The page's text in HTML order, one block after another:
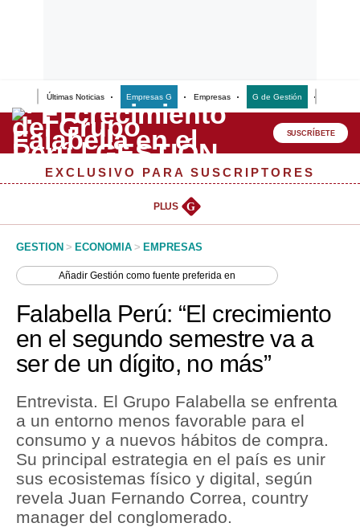
Últimas Noticias Empresas G Empresas G de Gestión
Lo último
Peru Quiosco
Management & Empleo
Perú
Política
Finanzas Personales
Inmobiliarias
Plus G
Opinión
SUSCRÍBETE
EXCLUSIVO PARA SUSCRIPTORES
PLUS G
GESTION > ECONOMIA > EMPRESAS
AñadirGestión como fuente preferida en
Falabella Perú: “El crecimiento
en el segundo semestre va a
ser de un dígito, no más”
Entrevista. El Grupo Falabella se enfrenta
a un entorno menos favorable para el
consumo y a nuevos hábitos de compra.
Su principal estrategia en el país es unir
sus ecosistemas físico y digital, según
revela Juan Fernando Correa, country
manager del conglomerado.